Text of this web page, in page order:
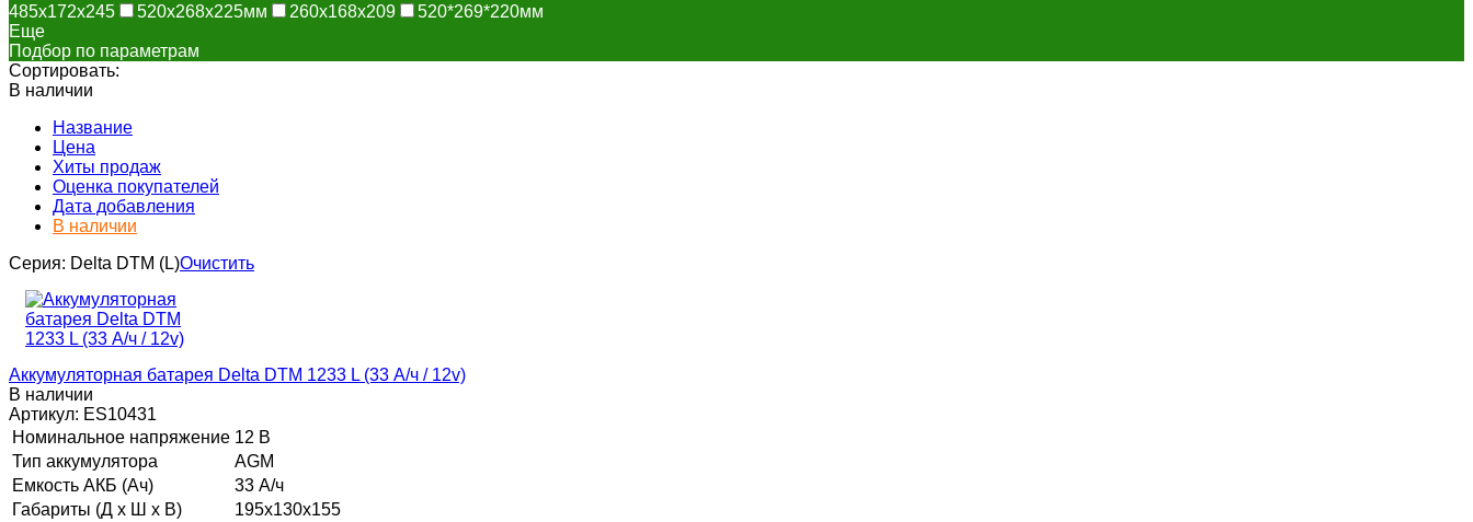
485x172x245
520х268х225мм 260х168х209
520*269*220мм
Еще
Подбор по параметрам
Сортировать:
В наличии
Название
Цена
Хиты продаж
Оценка покупателей
Дата добавления
В наличии
Серия: Delta DTM (L)Очистить
Аккумуляторная батарея Delta DTM 1233 L (33 А/ч / 12v)
В наличии
Артикул: ES10431
Номинальное напряжение 12 В
Тип аккумулятора
AGM
Емкость АКБ (Ач)
33 А/ч
Габариты (Д х Ш х В)
195x130x155